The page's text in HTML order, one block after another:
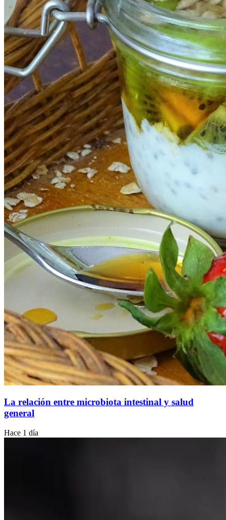
La relación entre microbiota intestinal y salud
general
Hace 1 día